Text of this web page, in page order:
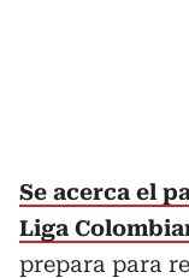
Se acerca el
Liga
prepara para